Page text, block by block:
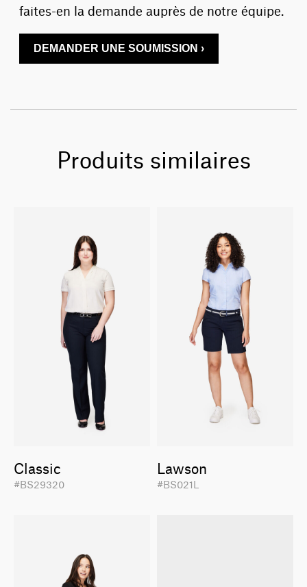
faites-en la demande auprès de notre équipe.
DEMANDER UNE SOUMISSION ›
Produits similaires
Classic
#BS29320
Lawson
#BS021L